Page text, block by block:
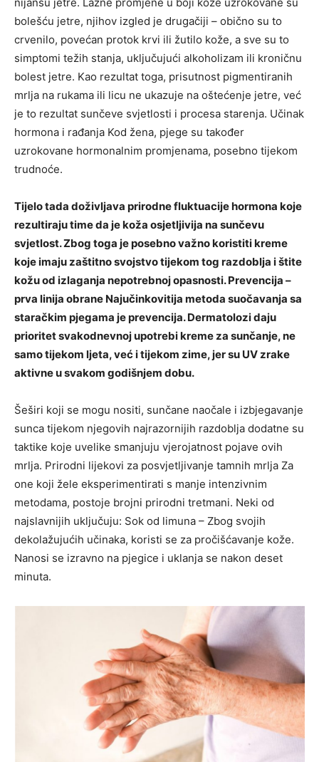
bolešću jetre, njihov izgled je drugačiji – obično su to
crvenilo, povećan protok krvi ili žutilo kože, a sve su to
simptomi težih stanja, uključujući alkoholizam ili kroničnu
bolest jetre. Kao rezultat toga, prisutnost pigmentiranih
mrlja na rukama ili licu ne ukazuje na oštećenje jetre, već
je to rezultat sunčeve svjetlosti i procesa starenja. Učinak
hormona i rađanja Kod žena, pjege su također
uzrokovane hormonalnim promjenama, posebno tijekom
trudnoće.
Tijelo tada doživljava prirodne fluktuacije hormona koje
rezultiraju time da je koža osjetljivija na sunčevu
svjetlost. Zbog toga je posebno važno koristiti kreme
koje imaju zaštitno svojstvo tijekom tog razdoblja i štite
kožu od izlaganja nepotrebnoj opasnosti. Prevencija –
prva linija obrane Najučinkovitija metoda suočavanja sa
staračkim pjegama je prevencija. Dermatolozi daju
prioritet svakodnevnoj upotrebi kreme za sunčanje, ne
samo tijekom ljeta, već i tijekom zime, jer su UV zrake
aktivne u svakom godišnjem dobu.
Šeširi koji se mogu nositi, sunčane naočale i izbjegavanje
sunca tijekom njegovih najrazornijih razdoblja dodatne su
taktike koje uvelike smanjuju vjerojatnost pojave ovih
mrlja. Prirodni lijekovi za posvjetljivanje tamnih mrlja Za
one koji žele eksperimentirati s manje intenzivnim
metodama, postoje brojni prirodni tretmani. Neki od
najslavnijih uključuju: Sok od limuna – Zbog svojih
dekolažujućih učinaka, koristi se za pročišćavanje kože.
Nanosi se izravno na pjegice i uklanja se nakon deset
minuta.